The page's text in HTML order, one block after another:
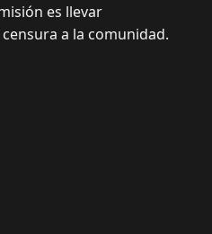
es llevar
a la comunidad.